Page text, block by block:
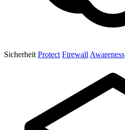
Sicherheit Protect Firewall Awareness